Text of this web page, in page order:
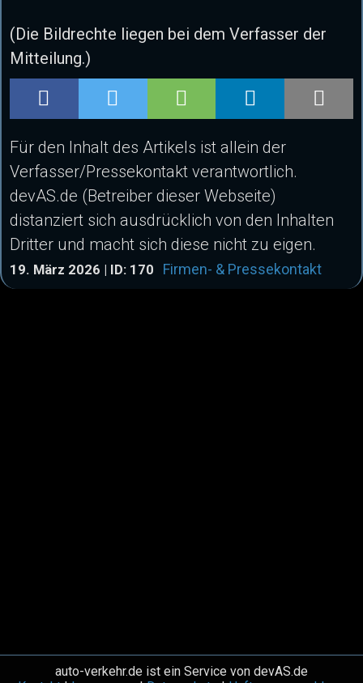
(Die Bildrechte liegen bei dem Verfasser der
Mitteilung.)
Für den Inhalt des Artikels ist allein der
Verfasser/Pressekontakt verantwortlich.
devAS.de (Betreiber dieser Webseite)
distanziert sich ausdrücklich von den Inhalten
Dritter und macht sich diese nicht zu eigen.
19. März 2026 | ID: 170 Firmen- & Pressekontakt
auto-verkehr.de ist ein Service von devAS.de